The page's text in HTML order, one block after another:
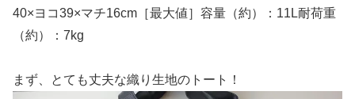
40×ヨコ39×マチ16cm［最大値］容量（約）：11L耐荷重
（約）：7kg
まず、とても丈夫な織り生地のトート！